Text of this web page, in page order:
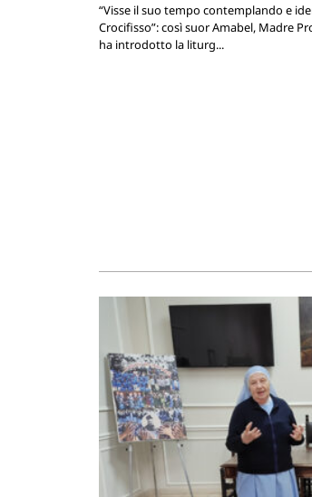
“Visse il suo tempo contemplando e
Crocifisso”: così suor Amabel, Madre
ha introdotto la liturg...